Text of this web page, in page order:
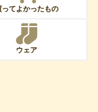
ってよかったもの
ウェア